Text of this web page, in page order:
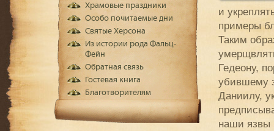
и
примеры
Таким
Гедеону,
убившему
Даниилу,
наши язвы
Храмовые праздники
Особо почитаемые дни
Святые Херсона
Из истории рода Фальц-
Фейн
Обратная связь
Гостевая книга
Благотворителям